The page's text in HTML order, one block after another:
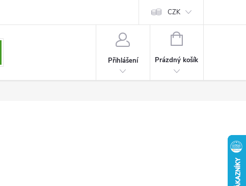
CZK
Přihlášení
NÁKUPNÍ
Prázdný košík